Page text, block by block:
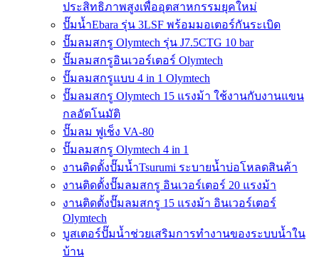
ประสิทธิภาพสูงเพื่ออุตสาหกรรมยุคใหม่
ปั๊มน้ำEbara รุ่น 3LSF พร้อมมอเตอร์กันระเบิด
ปั๊มลมสกรู Olymtech รุ่น J7.5CTG 10 bar
ปั๊มลมสกรูอินเวอร์เตอร์ Olymtech
ปั๊มลมสกรูแบบ 4 in 1 Olymtech
ปั๊มลมสกรู Olymtech 15 แรงม้า ใช้งานกับงานแขน
กลอัตโนมัติ
ปั๊มลม ฟูเช็ง VA-80
ปั๊มลมสกรู Olymtech 4 in 1
งานติดตั้งปั๊มน้ำTsurumi ระบายน้ำบ่อโหลดสินค้า
งานติดตั้งปั๊มลมสกรู อินเวอร์เตอร์ 20 แรงม้า
งานติดตั้งปั๊มลมสกรู 15 แรงม้า อินเวอร์เตอร์
Olymtech
บูสเตอร์ปั๊มน้ำช่วยเสริมการทำงานของระบบน้ำใน
บ้าน